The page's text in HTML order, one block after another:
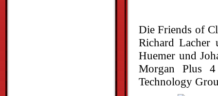
Die Friends of
Richard Lacher
Huemer und
Morgan Plus
Technology